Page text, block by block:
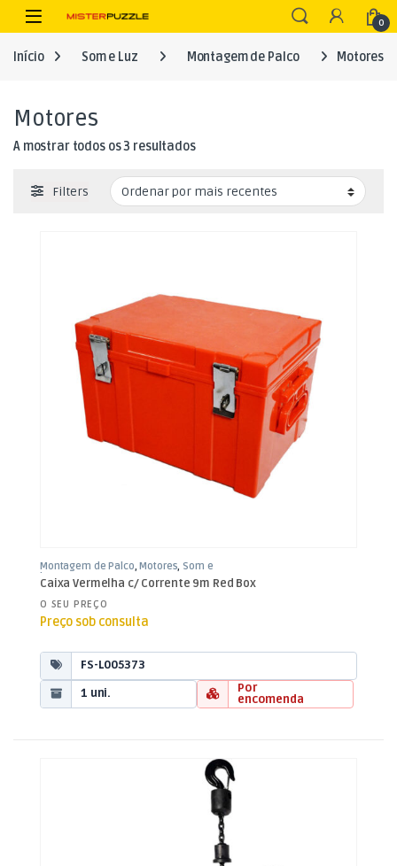
Skip to navigation
Skip to content
Open 0
Início Som e Luz Montagem de Palco Motores
Motores
A mostrar todos os 3 resultadosOrdenado por mais recentes
Filters
Montagem de Palco, Motores, Som e
Luz
Caixa Vermelha c/ Corrente 9m Red Box
O SEU PREÇO
Preço sob consulta
FS-L005373
1 uni.
Por
encomenda